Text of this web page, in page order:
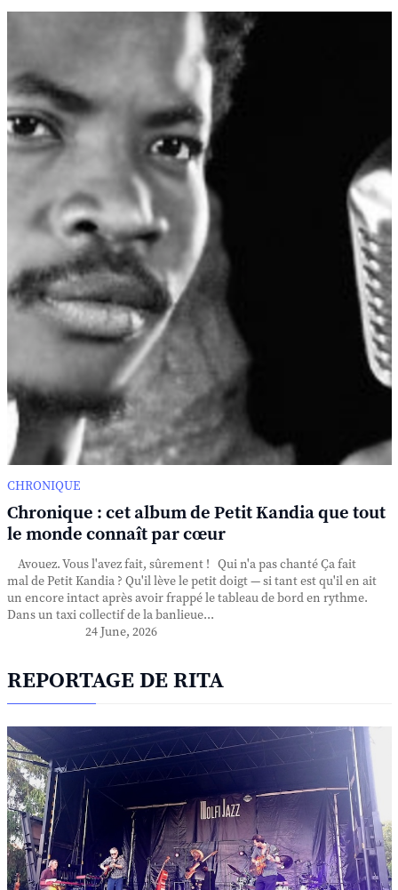
CHRONIQUE
Chronique : cet album de Petit Kandia que tout
le monde connaît par cœur
Avouez. Vous l'avez fait, sûrement ! Qui n'a pas chanté Ça fait
mal de Petit Kandia ? Qu'il lève le petit doigt — si tant est qu'il en ait
un encore intact après avoir frappé le tableau de bord en rythme.
Dans un taxi collectif de la banlieue...
24 June, 2026
REPORTAGE DE RITA